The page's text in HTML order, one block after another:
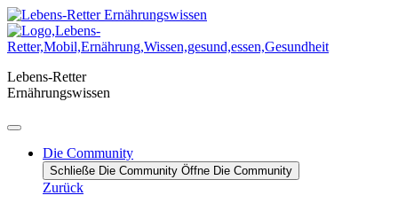
Zum
Inhalt
springen
Lebens-Retter
Ernährungswissen
Die Community
Schließe Die Community Öffne Die Community
Zurück